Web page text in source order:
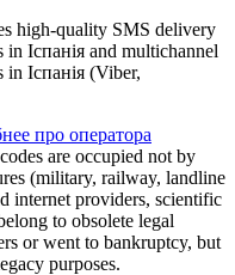
high-quality SMS delivery
Іспанія and multichannel
Іспанія (Viber,
про оператора
are occupied not by
(military, railway, landline
internet providers, scientific
to obsolete legal
or went to bankruptcy, but
purposes.